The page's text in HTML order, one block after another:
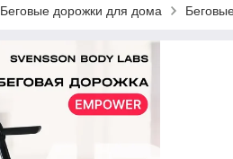
Беговые дорожки для дома